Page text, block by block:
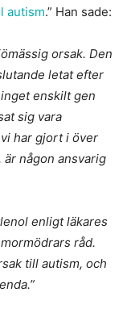
autism.” Han sade:
orsak. Den
letat efter
enskilt gen
sig vara
har gjort i över
någon ansvarig
enligt läkares
råd.
till autism, och